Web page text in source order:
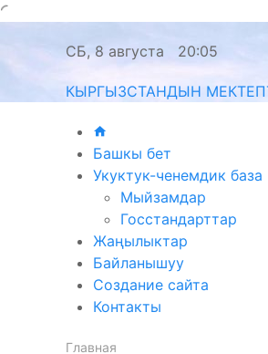
СБ, 8 августа 20:05
КЫРГЫЗСТАНДЫН
Башкы бет
Укуктук-ченемдик база
Мыйзамдар
Госстандарттар
Жаңылыктар
Байланышуу
Создание сайта
Контакты
Главная